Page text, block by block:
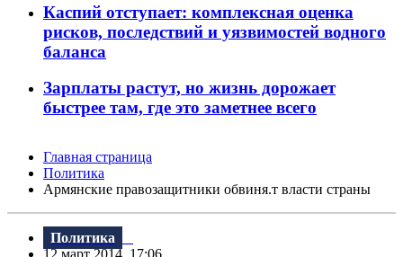
Каспий отступает: комплексная оценка
рисков, последствий и уязвимостей водного
баланса
Зарплаты растут, но жизнь дорожает
быстрее там, где это заметнее всего
Главная страница
Политика
Армянские правозащитники обвиня.т власти страны
Политика
12 март 2014, 17:06